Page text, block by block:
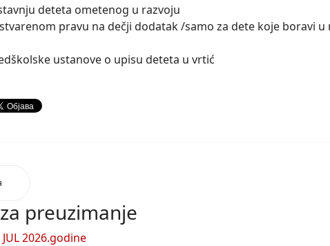
deteta ometenog u razvoju
pravu na dečji dodatak /samo za dete koje boravi
ustanove o upisu deteta u vrtić
preuzimanje
2026.godine